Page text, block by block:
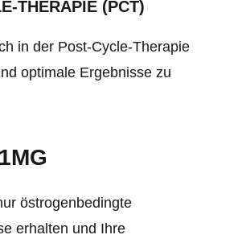
THERAPIE (PCT)
in der Post-Cycle-Therapie
optimale Ergebnisse zu
östrogenbedingte
erhalten und Ihre